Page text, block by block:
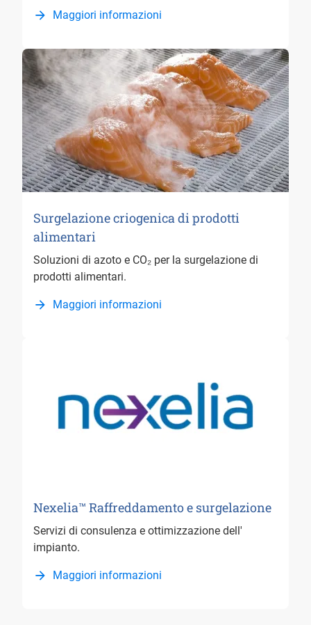
Maggiori informazioni
Surgelazione criogenica di prodotti
alimentari
Soluzioni di azoto e CO₂ per la surgelazione di
prodotti alimentari.
Maggiori informazioni
Nexelia™ Raffreddamento e surgelazione
Servizi di consulenza e ottimizzazione dell'
impianto.
Maggiori informazioni